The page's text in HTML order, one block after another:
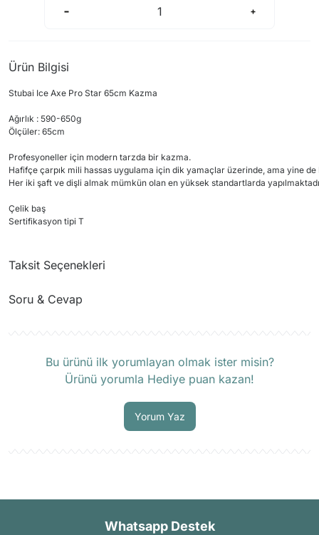
Ürün Bilgisi
Stubai Ice Axe Pro Star 65cm Kazma
Ağırlık : 590-650g
Ölçüler: 65cm
Profesyoneller için modern tarzda bir kazma.
Hafifçe çarpık mili hassas uygulama için dik yamaçlar üzerinde, ama yine de
Her iki şaft ve dişli almak mümkün olan en yüksek standartlarda
Çelik baş
Sertifikasyon tipi T
Taksit Seçenekleri
Soru & Cevap
Bu ürünü ilk yorumlayan olmak ister misin?
Ürünü yorumla Hediye puan kazan!
Yorum Yaz
Whatsapp Destek